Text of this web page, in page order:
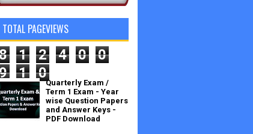
TOTAL PAGEVIEWS
1 2 4 0
0
1 0
Quarterly Exam /
Term 1 Exam - Year
wise Question Papers
and Answer Keys -
PDF Download